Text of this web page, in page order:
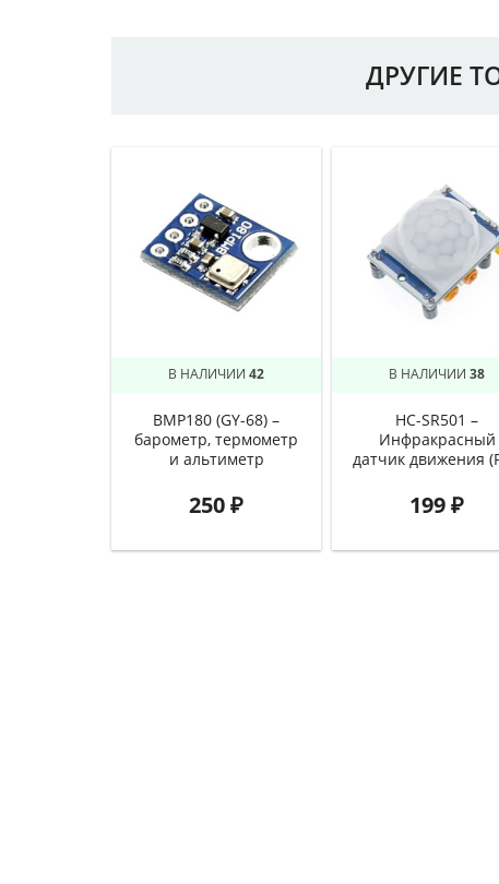
ДРУГИЕ
В НАЛИЧИИ 42
BMP180 (GY-68) –
барометр, термометр
и альтиметр
250₽
В НАЛИЧИИ 38
HC-SR501 –
Инфракрасный
датчик движения
199₽